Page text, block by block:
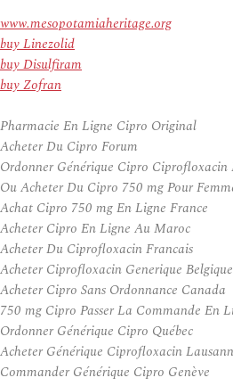
www.mesopotamiaheritage.org
buy Linezolid
buy Disulfiram
buy Zofran
Pharmacie En Ligne Cipro Original
Acheter Du Cipro Forum
Ordonner Générique Cipro
Ou Acheter Du Cipro 750 mg Pour
Achat Cipro 750 mg En Ligne France
Acheter Cipro En Ligne Au Maroc
Acheter Du Ciprofloxacin Francais
Acheter Ciprofloxacin Generique Belgique
Acheter Cipro Sans Ordonnance Canada
750 mg Cipro Passer La Commande En
Ordonner Générique Cipro Québec
Acheter Générique Ciprofloxacin
Commander Générique Cipro Genève